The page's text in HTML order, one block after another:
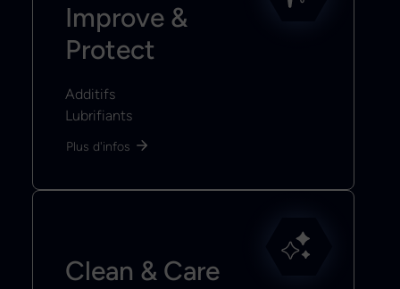
Improve &
Protect
Additifs
Lubrifiants
Plus d'infos
Clean & Care